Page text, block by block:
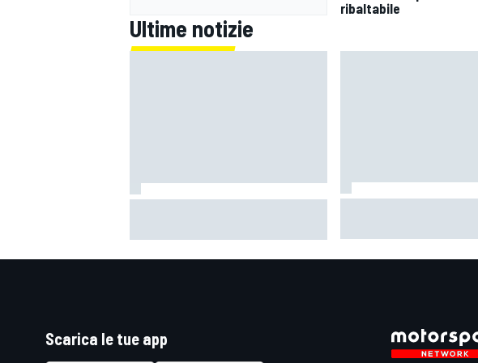
ribaltabile
Ultime notizie
Scarica le tue app